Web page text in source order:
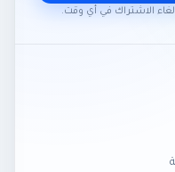
الاشتراك في أي وقت.